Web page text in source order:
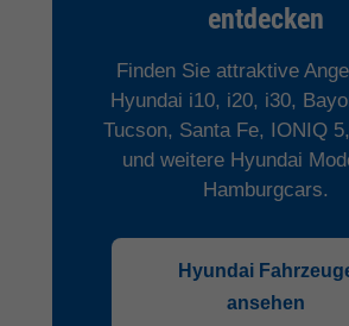
entdecken
Finden Sie attraktive
Hyundai i10, i20, i30,
Tucson, Santa Fe, IONIQ
und weitere Hyundai
Hamburgcars.
Hyundai
ansehen